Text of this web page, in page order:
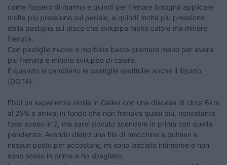
come fossero di marmo e quindi per frenare bisogna applicare
molta piu pressione sul pedale, e quindi molta piu pressione
della pastiglia sul disco che sviluppa molto calore ma minore
frenata.
Con pastiglie nuove e morbide basta premere meno per avere
piu frenata e minore sviluppo di calore.
E quando si cambiano le pastiglie sostituire anche il liquido
(DOT4).
Ebbi un esperienza simile in Galles con una discesa di circa 6km
al 25% e arrivai in fondo che non frenava quasi piu, nonostante
fossi sceso in 2, ma sarei dovuto scendere in prima con quella
pendenza. Avendo dietro una fila di macchine e pulman e
nessun posto per accostare, mi sono lasciato intimorire e non
sono sceso in prima e ho sbagliato.